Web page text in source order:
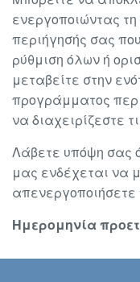
ενεργοποιώντας
περιήγησής σας
ρύθμιση όλων ή
μεταβείτε στην
προγράμματος
να διαχειρίζεστε
Λάβετε υπόψη σας
μας ενδέχεται να
απενεργοποιήσετε
Ημερομηνία